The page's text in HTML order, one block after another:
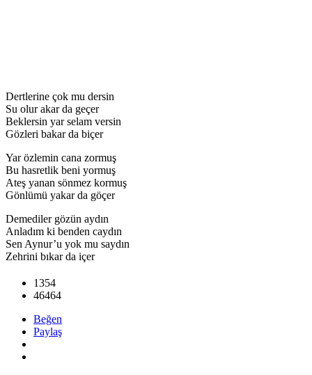
Dertlerine çok mu dersin
Su olur akar da geçer
Beklersin yar selam versin
Gözleri bakar da biçer
Yar özlemin cana zormuş
Bu hasretlik beni yormuş
Ateş yanan sönmez kormuş
Gönlümü yakar da göçer
Demediler gözün aydın
Anladım ki benden caydın
Sen Aynur’u yok mu saydın
Zehrini bıkar da içer
1354
46464
Beğen
Paylaş